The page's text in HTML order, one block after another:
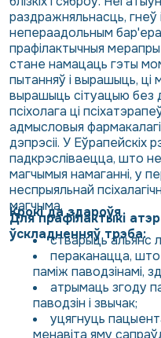
раздражняльнасць,
непераадольным
прафілактычныя
стане намацаць гэты
пытанняў і вырашыць,
вырашыць сітуацыю без
псіхолага ці
адмысловыя
дэпрэсіі. У Еўрапейскіх
падкрэсліваецца, што
магчымыя намаганні, у
неспрыяльнай
магчыма.
Крокі да здароўя
Для прафілактыкі
ўскладненняў трэба:
стварыць альянс
пераканацца,
паміж паводзінамі,
атрымаць згоду
паводзін і звычак;
уцягнуць
менавіта яму